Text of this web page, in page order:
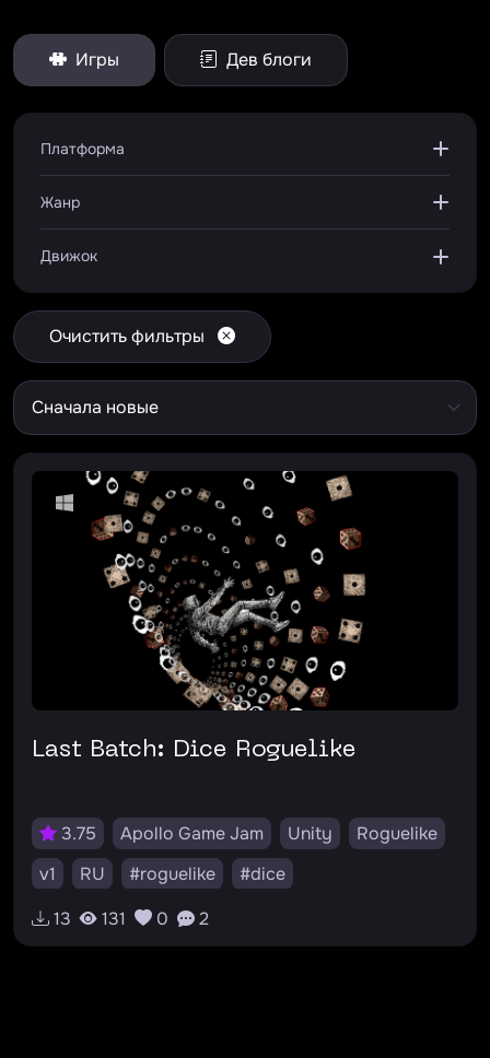
Игры Дев блоги
Платформа
Жанр
Движок
Очистить фильтры
Last Batch: Dice Roguelike
3.75 Apollo Game Jam Unity
Roguelike
v1
RU #roguelike
#dice
13
131 0 2